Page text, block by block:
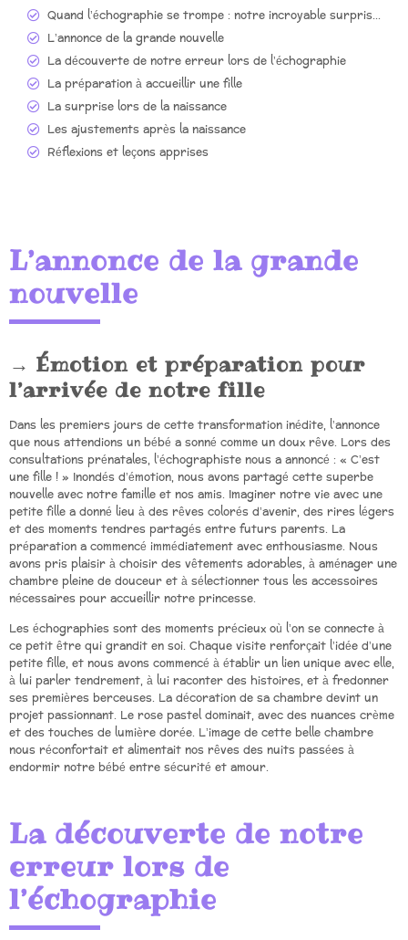
Quand l’échographie se trompe : notre incroyable surprise à l’arrivée de bébé !
L’annonce de la grande nouvelle
La découverte de notre erreur lors de l’échographie
La préparation à accueillir une fille
La surprise lors de la naissance
Les ajustements après la naissance
Réflexions et leçons apprises
L’annonce de la grande
nouvelle
Émotion et préparation pour
l’arrivée de notre fille
Dans les premiers jours de cette transformation inédite, l’annonce
que nous attendions un bébé a sonné comme un doux rêve. Lors des
consultations prénatales, l’échographiste nous a annoncé : « C’est
une fille ! » Inondés d’émotion, nous avons partagé cette superbe
nouvelle avec notre famille et nos amis. Imaginer notre vie avec une
petite fille a donné lieu à des rêves colorés d’avenir, des rires légers
et des moments tendres partagés entre futurs parents. La
préparation a commencé immédiatement avec enthousiasme. Nous
avons pris plaisir à choisir des vêtements adorables, à aménager une
chambre pleine de douceur et à sélectionner tous les accessoires
nécessaires pour accueillir notre princesse.
Les échographies sont des moments précieux où l’on se connecte à
ce petit être qui grandit en soi. Chaque visite renforçait l’idée d’une
petite fille, et nous avons commencé à établir un lien unique avec elle,
à lui parler tendrement, à lui raconter des histoires, et à fredonner
ses premières berceuses. La décoration de sa chambre devint un
projet passionnant. Le rose pastel dominait, avec des nuances crème
et des touches de lumière dorée. L’image de cette belle chambre
nous réconfortait et alimentait nos rêves des nuits passées à
endormir notre bébé entre sécurité et amour.
La découverte de notre
erreur lors de
l’échographie